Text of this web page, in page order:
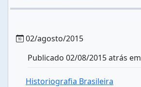
02/agosto/2015
Publicado 02/08/2015 atrás em
Historiografia Brasileira